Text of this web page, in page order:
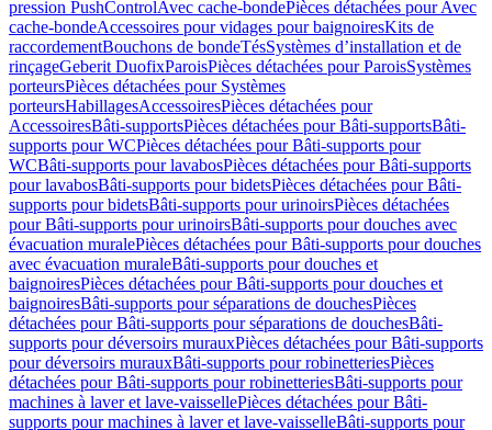
pression PushControlAvec cache-bondePièces détachées pour Avec
cache-bondeAccessoires pour vidages pour baignoiresKits de
raccordementBouchons de bondeTésSystèmes d’installation et de
rinçageGeberit DuofixParoisPièces détachées pour ParoisSystèmes
porteursPièces détachées pour Systèmes
porteursHabillagesAccessoiresPièces détachées pour
AccessoiresBâti-supportsPièces détachées pour Bâti-supportsBâti-
supports pour WCPièces détachées pour Bâti-supports pour
WCBâti-supports pour lavabosPièces détachées pour Bâti-supports
pour lavabosBâti-supports pour bidetsPièces détachées pour Bâti-
supports pour bidetsBâti-supports pour urinoirsPièces détachées
pour Bâti-supports pour urinoirsBâti-supports pour douches avec
évacuation muralePièces détachées pour Bâti-supports pour douches
avec évacuation muraleBâti-supports pour douches et
baignoiresPièces détachées pour Bâti-supports pour douches et
baignoiresBâti-supports pour séparations de douchesPièces
détachées pour Bâti-supports pour séparations de douchesBâti-
supports pour déversoirs murauxPièces détachées pour Bâti-supports
pour déversoirs murauxBâti-supports pour robinetteriesPièces
détachées pour Bâti-supports pour robinetteriesBâti-supports pour
machines à laver et lave-vaissellePièces détachées pour Bâti-
supports pour machines à laver et lave-vaisselleBâti-supports pour